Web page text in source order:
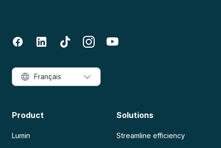
Product
Lumin
Solutions
Streamline efficiency
Français